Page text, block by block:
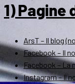
1) Pagine
ArsT – Il blog
Facebook – Il
Facebook – La
Instagram – Il